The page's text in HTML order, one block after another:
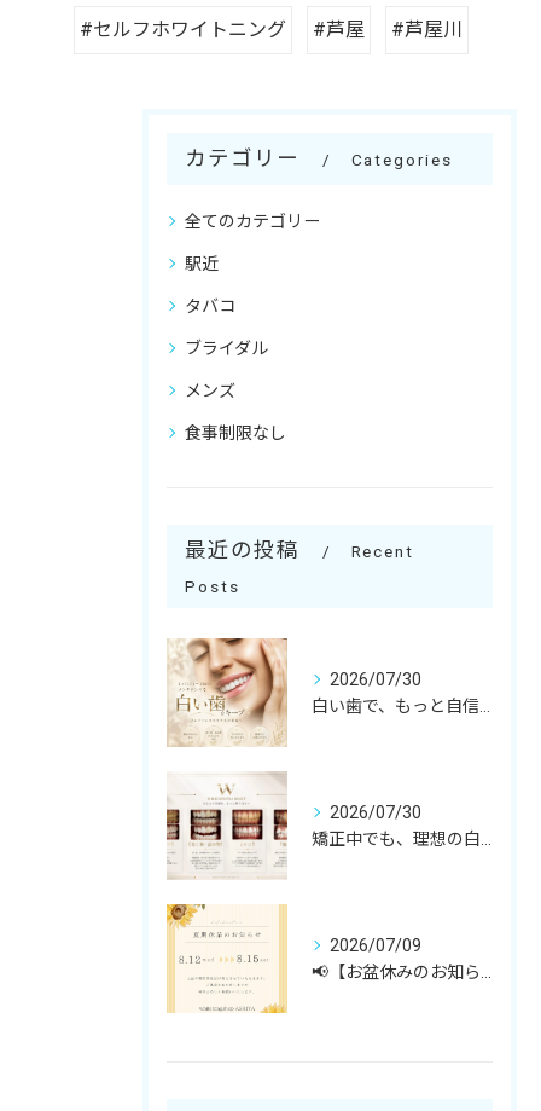
#セルフホワイトニング #芦屋 #芦屋川
カテゴリー Categories
全てのカテゴリー
駅近
タバコ
ブライダル
メンズ
食事制限なし
最近の投稿
Recent
Posts
2026/07/30
2026/07/30
2026/07/09